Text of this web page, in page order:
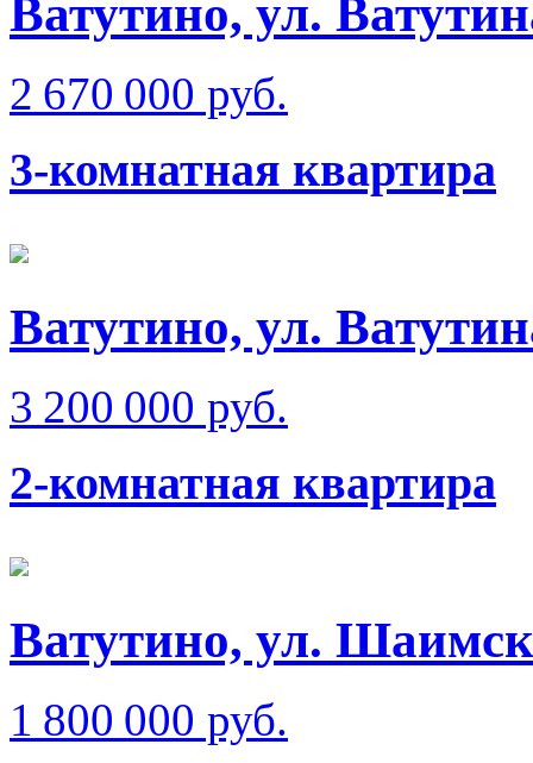
Ватутино, ул.
2 670 000 руб.
3-комнатная квартира
Ватутино, ул.
3 200 000 руб.
2-комнатная квартира
Ватутино, ул.
1 800 000 руб.